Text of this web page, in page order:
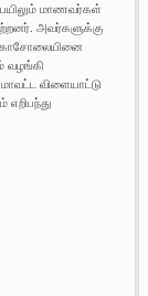
பயிலும் மாணவர்கள்
அவர்களுக்கு
காசோலையினை
வழங்கி
விளையாட்டு